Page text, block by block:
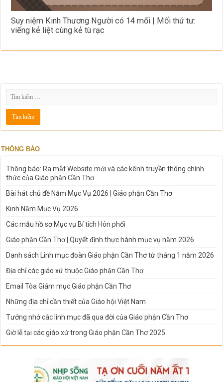
Suy niệm Kinh Thương Người có 14 mối | Mối thứ tư:
viếng kẻ liệt cùng kẻ tù rạc
THÔNG BÁO
Thông báo: Ra mắt Website mới và các kênh truyền thông chính
thức của Giáo phận Cần Thơ
Bài hát chủ đề Năm Mục Vụ 2026 | Giáo phận Cần Thơ
Kinh Năm Mục Vụ 2026
Các mẫu hồ sơ Mục vụ Bí tích Hôn phối
Giáo phận Cần Thơ | Quyết định thực hành mục vụ năm 2026
Danh sách Linh mục đoàn Giáo phận Cần Thơ từ tháng 1 năm 2026
Địa chỉ các giáo xứ thuộc Giáo phận Cần Thơ
Email Tòa Giám mục Giáo phận Cần Thơ
Những địa chỉ cần thiết của Giáo hội Việt Nam
Tưởng nhớ các linh mục đã qua đời của Giáo phận Cần Thơ
Giờ lễ tại các giáo xứ trong Giáo phận Cần Thơ 2025